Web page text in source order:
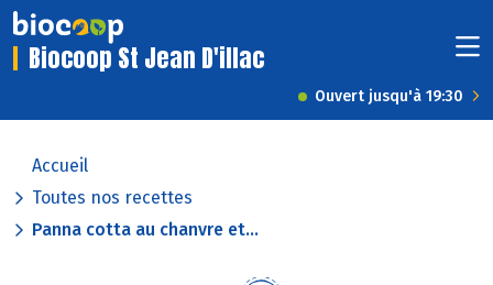
Biocoop St Jean D'illac
Ouvert jusqu'à 19:30
Accueil
Toutes nos recettes
Panna cotta au chanvre et...